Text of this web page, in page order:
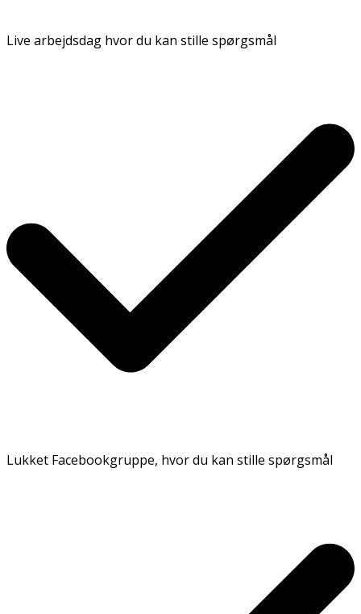
Live arbejdsdag hvor du kan stille spørgsmål
Lukket Facebookgruppe, hvor du kan stille spørgsmål